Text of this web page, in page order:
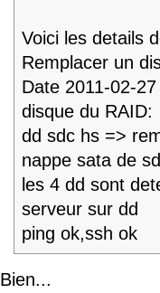
Voici les details
Remplacer un
Date 2011-02-
disque du RAID:
dd sdc hs =>
nappe sata de
les 4 dd sont
serveur sur dd
ping ok,ssh ok
Bien...